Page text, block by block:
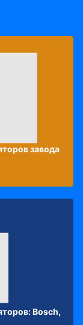
завода
Bosch,